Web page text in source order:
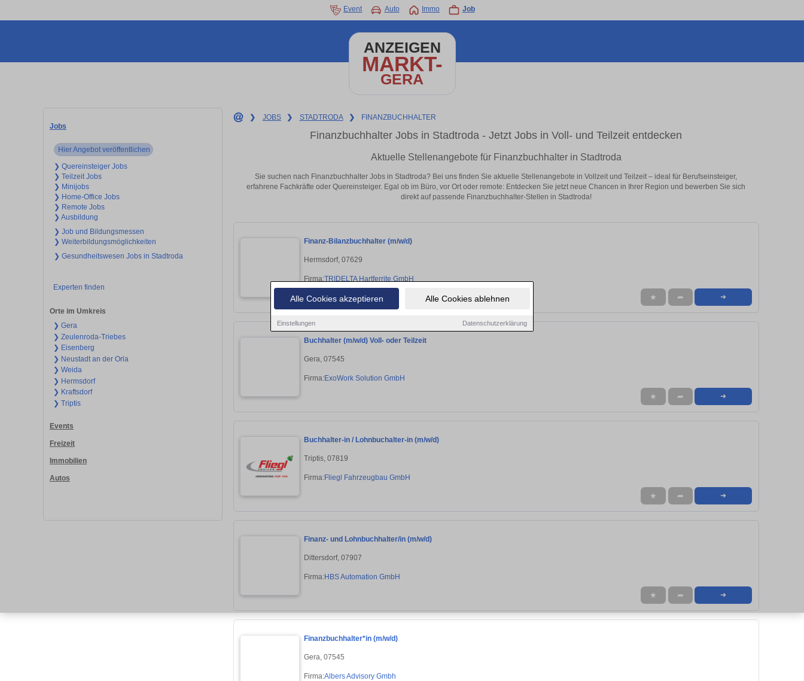
Alle Cookies akzeptieren Alle Cookies ablehnen
Einstellungen Datenschutzerklärung
Event Auto Immo Job
ANZEIGEN
MARKT-
GERA
Jobs
Hier Angebot veröffentlichen
❯ Quereinsteiger Jobs
❯ Teilzeit Jobs
❯ Minijobs
❯ Home-Office Jobs
❯ Remote Jobs
❯ Ausbildung
❯ Job und Bildungsmessen
❯ Weiterbildungsmöglichkeiten
❯ Gesundheitswesen Jobs in Stadtroda
Experten finden
Orte im Umkreis
❯ Gera
❯ Zeulenroda-Triebes
❯ Eisenberg
❯ Neustadt an der Orla
❯ Weida
❯ Hermsdorf
❯ Kraftsdorf
❯ Triptis
Events
Freizeit
Immobilien
Autos
❯ JOBS ❯ STADTRODA ❯ FINANZBUCHHALTER
Finanzbuchhalter Jobs in Stadtroda - Jetzt Jobs in Voll- und Teilzeit entdecken
Aktuelle Stellenangebote für Finanzbuchhalter in Stadtroda
Sie suchen nach Finanzbuchhalter Jobs in Stadtroda? Bei uns finden Sie aktuelle Stellenangebote in Vollzeit und Teilzeit – ideal für Berufseinsteiger,
erfahrene Fachkräfte oder Quereinsteiger. Egal ob im Büro, vor Ort oder remote: Entdecken Sie jetzt neue Chancen in Ihrer Region und bewerben Sie sich
direkt auf passende Finanzbuchhalter-Stellen in Stadtroda!
Finanz-Bilanzbuchhalter (m/w/d)
Hermsdorf, 07629
Firma:TRIDELTA Hartferrite GmbH
★ ➦ ➜
Buchhalter (m/w/d) Voll- oder Teilzeit
Gera, 07545
Firma:ExoWork Solution GmbH
★ ➦ ➜
Buchhalter-in / Lohnbuchalter-in (m/w/d)
Triptis, 07819
Firma:Fliegl Fahrzeugbau GmbH
★ ➦ ➜
Finanz- und Lohnbuchhalter/in (m/w/d)
Dittersdorf, 07907
Firma:HBS Automation GmbH
★ ➦ ➜
Finanzbuchhalter*in (m/w/d)
Gera, 07545
Firma:Albers Advisory Gmbh